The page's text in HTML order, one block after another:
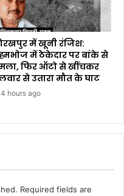
में खूनी रंजिश:
में ठेकेदार पर बांके से
फिर ऑटो से खींचकर
से उतारा मौत के घाट
4 hours ago
Required fields are